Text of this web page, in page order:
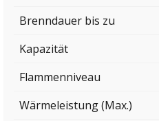
Brenndauer bis zu
Kapazität
Flammenniveau
Wärmeleistung (Max.)